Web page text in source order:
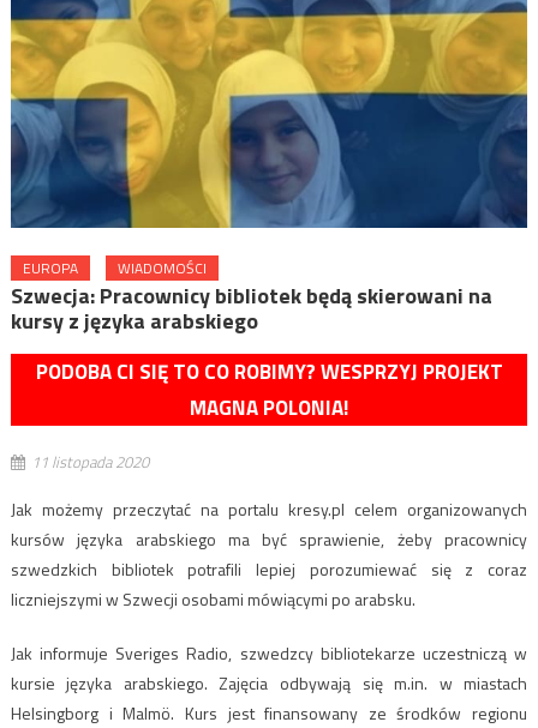
EUROPA WIADOMOŚCI
Szwecja: Pracownicy bibliotek będą skierowani na
kursy z języka arabskiego
PODOBA CI SIĘ TO CO ROBIMY? WESPRZYJ PROJEKT
MAGNA POLONIA!
11 listopada 2020
Jak możemy przeczytać na portalu kresy.pl celem organizowanych
kursów języka arabskiego ma być sprawienie, żeby pracownicy
szwedzkich bibliotek potrafili lepiej porozumiewać się z coraz
liczniejszymi w Szwecji osobami mówiącymi po arabsku.
Jak informuje Sveriges Radio, szwedzcy bibliotekarze uczestniczą w
kursie języka arabskiego. Zajęcia odbywają się m.in. w miastach
Helsingborg i Malmö. Kurs jest finansowany ze środków regionu